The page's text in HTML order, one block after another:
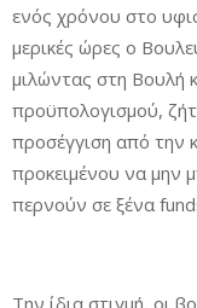
ενός χρόνου στο
μερικές ώρες ο
μιλώντας στη Βουλή
προϋπολογισμού,
προσέγγιση από την
προκειμένου να μην
περνούν σε ξένα
Την ίδια στιγμή, οι